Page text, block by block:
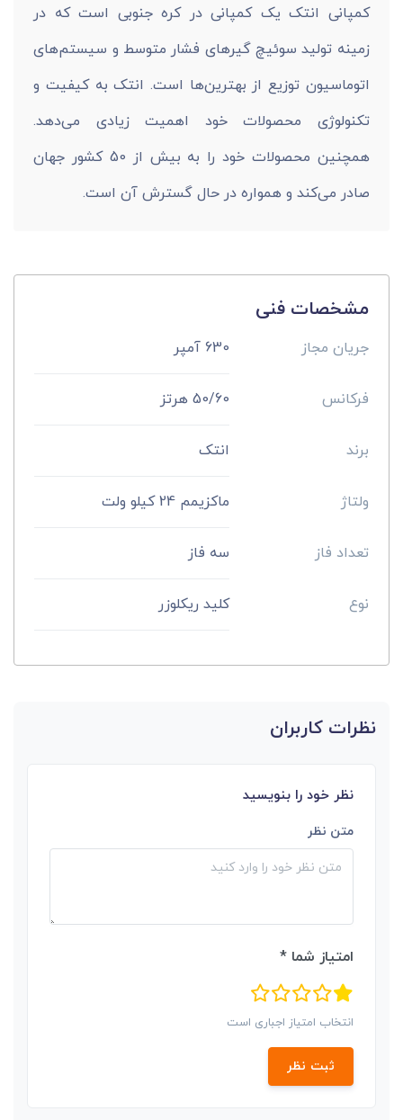
کمپانی انتک یک کمپانی در کره جنوبی است که در
زمینه تولید سوئیچ گیرهای فشار متوسط و سیستم‌های
اتوماسیون توزیع از بهترین‌ها است. انتک به کیفیت و
تکنولوژی محصولات خود اهمیت زیادی می‌دهد.
همچنین محصولات خود را به بیش از 50 کشور جهان
صادر می‌کند و همواره در حال گسترش آن است.
مشخصات فنی
جریان مجاز 630 آمپر
فرکانس 50/60 هرتز
برند انتک
ولتاژ ماکزیمم 24 کیلو ولت
تعداد فاز سه فاز
نوع کلید ریکلوزر
نظرات کاربران
نظر خود را بنویسید
متن نظر
امتیاز شما *
انتخاب امتیاز اجباری است
ثبت نظر